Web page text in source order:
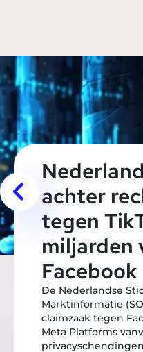
achter
tegen
miljarden
Facebook
De Nederlandse
Marktinformatie
claimzaak tegen
Meta Platforms